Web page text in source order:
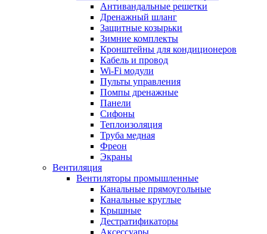
Антивандальные решетки
Дренажный шланг
Защитные козырьки
Зимние комплекты
Кронштейны для кондиционеров
Кабель и провод
Wi-Fi модули
Пульты управления
Помпы дренажные
Панели
Сифоны
Теплоизоляция
Труба медная
Фреон
Экраны
Вентиляция
Вентиляторы промышленные
Канальные прямоугольные
Канальные круглые
Крышные
Дестратификаторы
Аксессуары